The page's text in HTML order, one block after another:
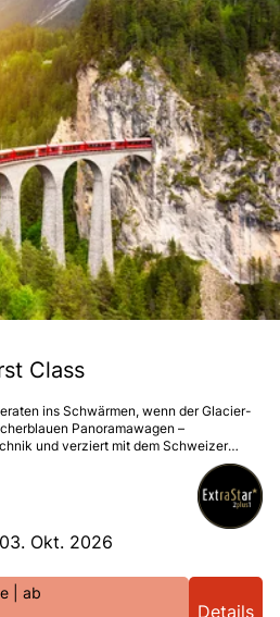
Class
ins Schwärmen, wenn der Glacier-
Panoramawagen –
und verziert mit dem Schweizer
einfährt. Der berühmteste Alpenzug
wer die Gesamtstrecke von Zermatt
Bahnabenteuer – und das auf
Panoramafahrt in der 1.
4-Hotels in Zermatt & St. Moritz*
Okt. 2026
| ab
Details